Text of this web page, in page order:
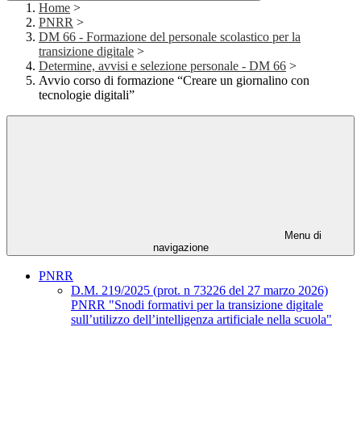
Home >
PNRR >
DM 66 - Formazione del personale scolastico per la
transizione digitale >
Determine, avvisi e selezione personale - DM 66 >
Avvio corso di formazione “Creare un giornalino con
tecnologie digitali”
Menu di
navigazione
PNRR
D.M. 219/2025 (prot. n 73226 del 27 marzo 2026)
PNRR "Snodi formativi per la transizione digitale
sull’utilizzo dell’intelligenza artificiale nella scuola"